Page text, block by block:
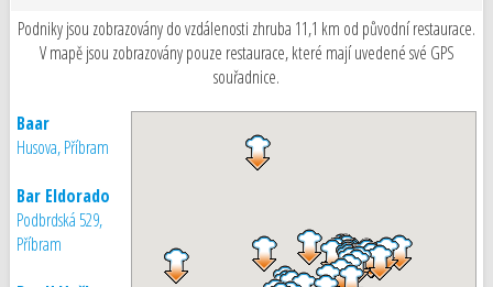
Podniky jsou zobrazovány do vzdálenosti zhruba 11,1 km od původní restaurace.
V mapě jsou zobrazovány pouze restaurace, které mají uvedené své GPS
souřadnice.
Baar
Husova, Příbram
Bar Eldorado
Podbrdská 529,
Příbram